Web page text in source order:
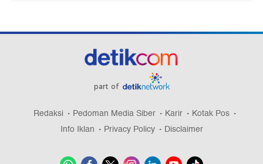
part of
Redaksi Pedoman Media Siber Karir
Kotak Pos
Info Iklan
Privacy Policy Disclaimer